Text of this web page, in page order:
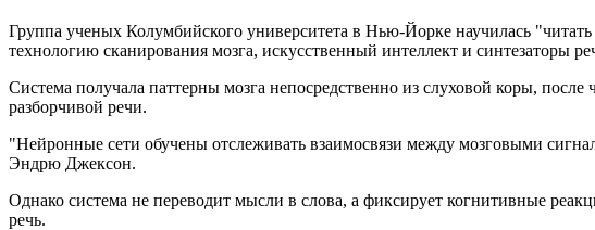
Группа ученых Колумбийского университета в Нью-Йорке научилась
технологию сканирования мозга, искусственный интеллект и синтезаторы
Система получала паттерны мозга непосредственно из слуховой коры,
разборчивой речи.
"Нейронные сети обучены отслеживать взаимосвязи между мозговыми
Эндрю Джексон.
Однако система не переводит мысли в слова, а фиксирует когнитивные
речь.